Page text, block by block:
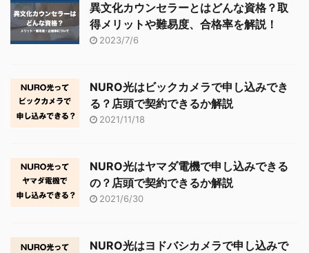
異文化カウンセラーとはどんな資格？取
得メリットや難易度、合格率を解説！
2023/7/6
NURO光はビックカメラで申し込みでき
る？店頭で契約できるか解説
2021/11/18
NURO光はヤマダ電機で申し込みできる
の？店頭で契約できるか解説
2021/6/30
NURO光はヨドバシカメラで申し込みで